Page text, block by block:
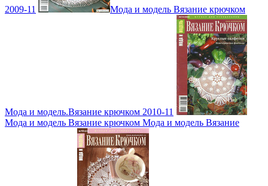
2009-11 Мода и модель Вязание крючком
Мода и модель.Вязание крючком 2010-11
Мода и модель Вязание крючком Мода и модель Вязание